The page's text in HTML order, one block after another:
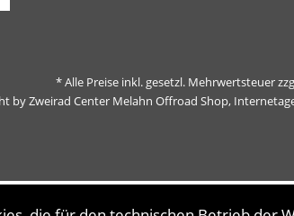
* Alle Preise inkl. gesetzl. Mehrwertsteuer
by Zweirad Center Melahn Offroad Shop,